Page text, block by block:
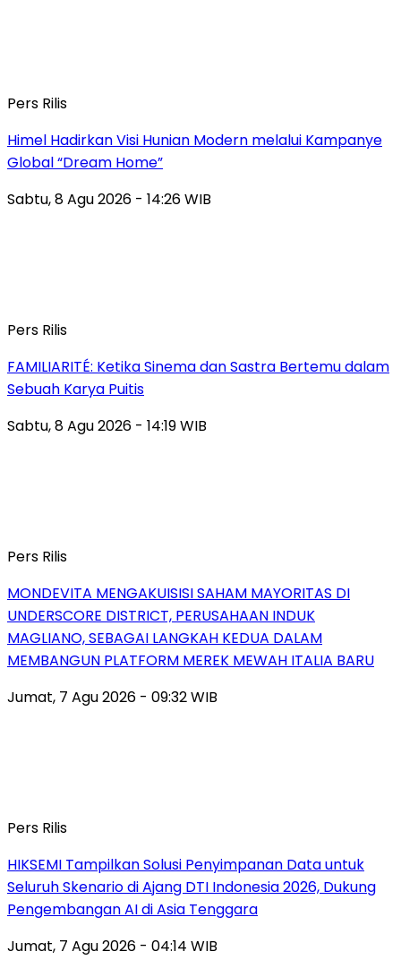
Pers Rilis
Himel Hadirkan Visi Hunian Modern melalui Kampanye
Global “Dream Home”
Sabtu, 8 Agu 2026 - 14:26 WIB
Pers Rilis
FAMILIARITÉ: Ketika Sinema dan Sastra Bertemu dalam
Sebuah Karya Puitis
Sabtu, 8 Agu 2026 - 14:19 WIB
Pers Rilis
MONDEVITA MENGAKUISISI SAHAM MAYORITAS DI
UNDERSCORE DISTRICT, PERUSAHAAN INDUK
MAGLIANO, SEBAGAI LANGKAH KEDUA DALAM
MEMBANGUN PLATFORM MEREK MEWAH ITALIA BARU
Jumat, 7 Agu 2026 - 09:32 WIB
Pers Rilis
HIKSEMI Tampilkan Solusi Penyimpanan Data untuk
Seluruh Skenario di Ajang DTI Indonesia 2026, Dukung
Pengembangan AI di Asia Tenggara
Jumat, 7 Agu 2026 - 04:14 WIB